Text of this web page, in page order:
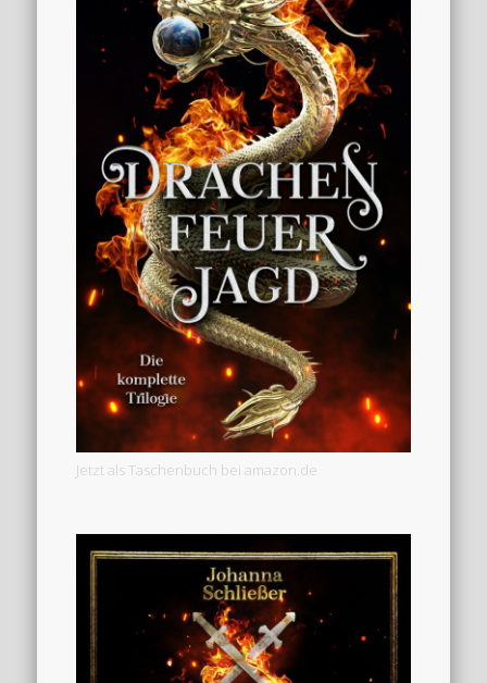
Jetzt als Taschenbuch bei amazon.de